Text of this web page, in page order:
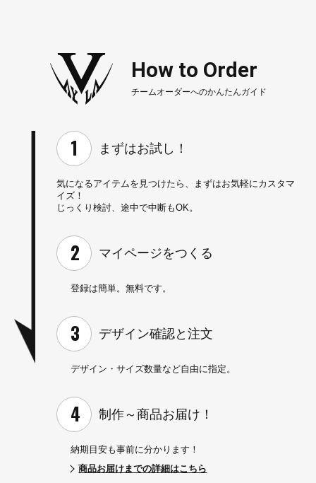
How to Order
チームオーダーへのかんたんガイド
まずはお試し！
気になるアイテムを見つけたら、
まずはお気軽にカスタマ
イズ！
じっくり検討、途中で中断もOK。
マイページをつくる
登録は簡単。無料です。
デザイン確認と注文
デザイン・サイズ数量など自由に指定。
制作～商品お届け！
納期目安も事前に分かります！
商品お届けまでの詳細はこちら